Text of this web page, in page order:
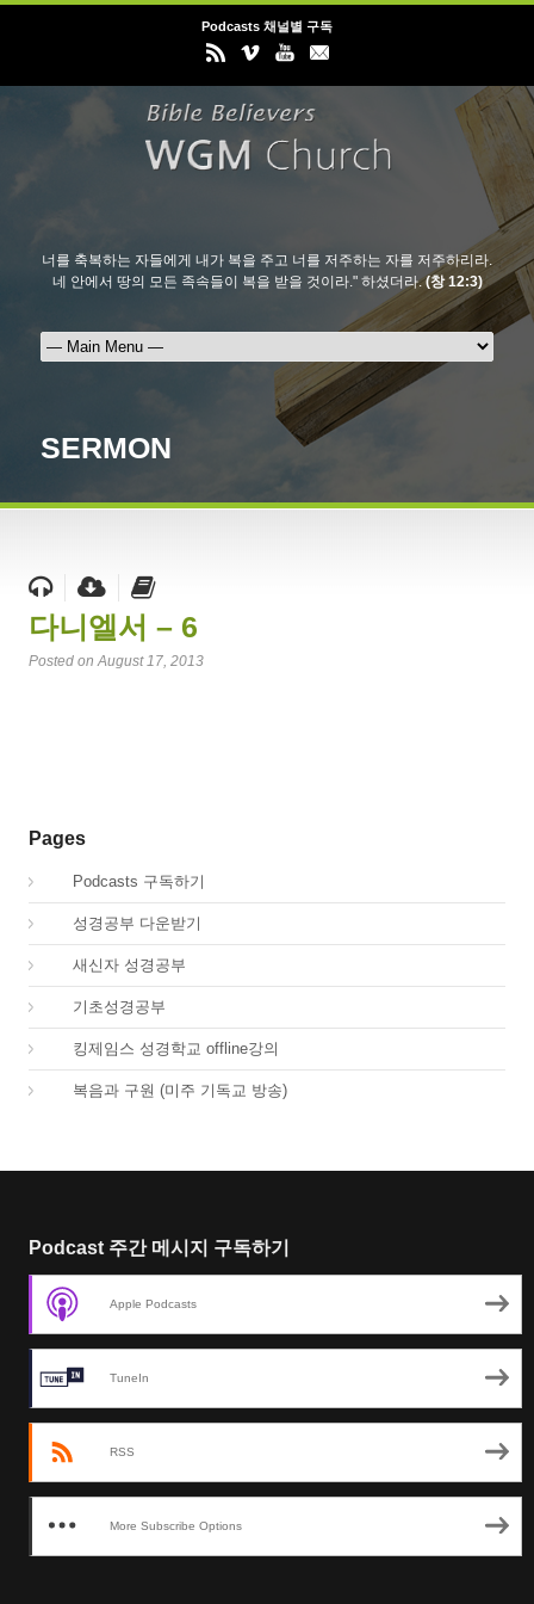
Podcasts 채널별 구독
너를 축복하는 자들에게 내가 복을 주고 너를 저주하는 자를 저주하리라.
네 안에서 땅의 모든 족속들이 복을 받을 것이라." 하셨더라.(창 12:3)
SERMON
다니엘서 – 6
Posted on August 17, 2013
Pages
Podcasts 구독하기
성경공부 다운받기
새신자 성경공부
기초성경공부
킹제임스 성경학교 offline강의
복음과 구원 (미주 기독교 방송)
Podcast 주간 메시지 구독하기
Apple Podcasts
TuneIn
RSS
More Subscribe Options